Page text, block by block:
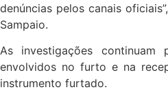
denúncias pelos canais
Sampaio.
As investigações
envolvidos no furto e na
instrumento furtado.